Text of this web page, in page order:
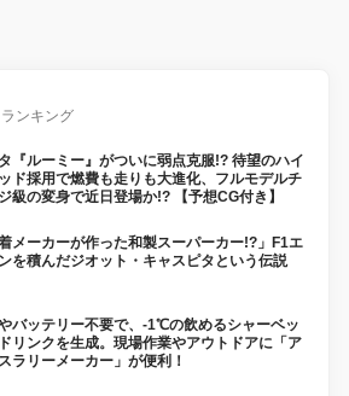
ランキング
タ『ルーミー』がついに弱点克服!? 待望のハイ
ド採用で燃費も走りも大進化、フルモデルチ
級の変身で近日登場か!? 【予想CG付き】
着メーカーが作った和製スーパーカー!?」F1エ
を積んだジオット・キャスピタという伝説
バッテリー不要で、-1℃の飲めるシャーベッ
ドリンクを生成。現場作業やアウトドアに「ア
ラリーメーカー」が便利！